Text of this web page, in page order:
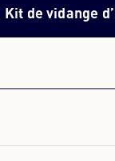
d’huile